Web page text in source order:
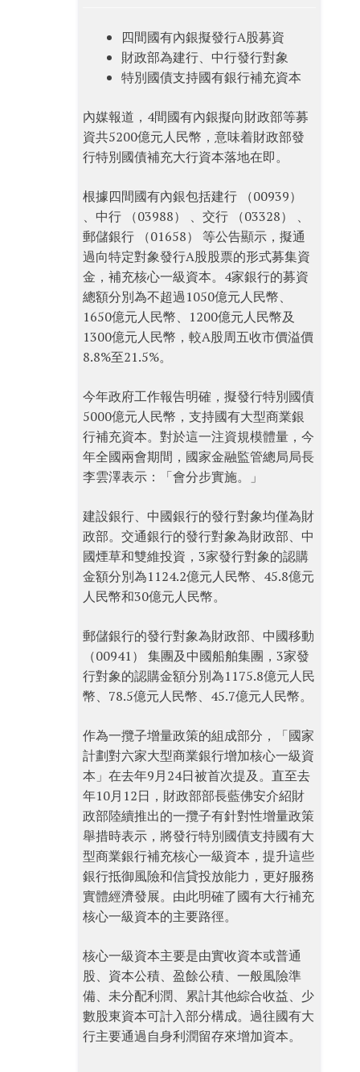
四間國有內銀擬發行A股募資
財政部為建行、中行發行對象
特別國債支持國有銀行補充資本
內媒報道，4間國有內銀擬向財政部等募
資共5200億元人民幣，意味着財政部發
行特別國債補充大行資本落地在即。
根據四間國有內銀包括建行 （00939）
、中行 （03988） 、交行 （03328） 、
郵儲銀行 （01658） 等公告顯示，擬通
過向特定對象發行A股股票的形式募集資
金，補充核心一級資本。4家銀行的募資
總額分別為不超過1050億元人民幣、
1650億元人民幣、1200億元人民幣及
1300億元人民幣，較A股周五收市價溢價
8.8%至21.5%。
今年政府工作報告明確，擬發行特別國債
5000億元人民幣，支持國有大型商業銀
行補充資本。對於這一注資規模體量，今
年全國兩會期間，國家金融監管總局局長
李雲澤表示：「會分步實施。」
建設銀行、中國銀行的發行對象均僅為財
政部。交通銀行的發行對象為財政部、中
國煙草和雙維投資，3家發行對象的認購
金額分別為1124.2億元人民幣、45.8億元
人民幣和30億元人民幣。
郵儲銀行的發行對象為財政部、中國移動
（00941） 集團及中國船舶集團，3家發
行對象的認購金額分別為1175.8億元人民
幣、78.5億元人民幣、45.7億元人民幣。
作為一攬子增量政策的組成部分，「國家
計劃對六家大型商業銀行增加核心一級資
本」在去年9月24日被首次提及。直至去
年10月12日，財政部部長藍佛安介紹財
政部陸續推出的一攬子有針對性增量政策
舉措時表示，將發行特別國債支持國有大
型商業銀行補充核心一級資本，提升這些
銀行抵御風險和信貸投放能力，更好服務
實體經濟發展。由此明確了國有大行補充
核心一級資本的主要路徑。
核心一級資本主要是由實收資本或普通
股、資本公積、盈餘公積、一般風險準
備、未分配利潤、累計其他綜合收益、少
數股東資本可計入部分構成。過往國有大
行主要通過自身利潤留存來增加資本。